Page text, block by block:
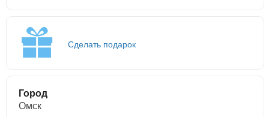
Сделать подарок
Город
Омск